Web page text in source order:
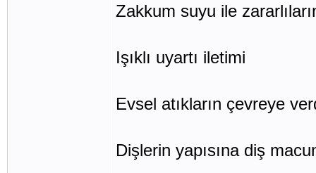
Zakkum suyu ile
Işıklı uyartı iletimi
Evsel atıkların çevreye
Dişlerin yapısına diş